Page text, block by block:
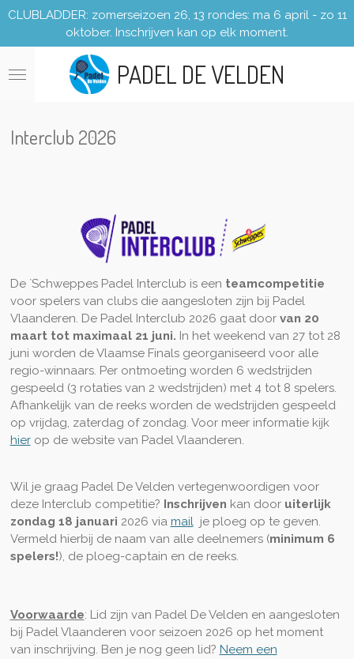
Ga
naar
de
hoofdinhoud
PADEL DE VELDEN
CLUBLADDER: zomerseizoen 26, 13 rondes: ma 6 april - zo 11
oktober. Inschrijven kan op elk moment.
Interclub 2026
De `Schweppes Padel Interclub is een teamcompetitie
voor spelers van clubs die aangesloten zijn bij Padel
Vlaanderen. De Padel Interclub 2026 gaat door van 20
maart tot maximaal 21 juni. In het weekend van 27 tot 28
juni worden de Vlaamse Finals georganiseerd voor alle
regio-winnaars. Per ontmoeting worden 6 wedstrijden
gespeeld (3 rotaties van 2 wedstrijden) met 4 tot 8 spelers.
Afhankelijk van de reeks worden de wedstrijden gespeeld
op vrijdag, zaterdag of zondag. Voor meer informatie kijk
hierop de website van Padel Vlaanderen.
Wil je graag Padel De Velden vertegenwoordigen voor
deze Interclub competitie? Inschrijven kan door uiterlijk
zondag 18 januari 2026 via mail jeploeg op te geven.
Vermeld hierbij de naam van alle deelnemers (minimum 6
spelers!), de ploeg-captain en de reeks.
Voorwaarde: Lid zijn van Padel De Velden en aangesloten
bij Padel Vlaanderen voor seizoen 2026 op het moment
van inschrijving. Ben je nog geen lid? Neem een